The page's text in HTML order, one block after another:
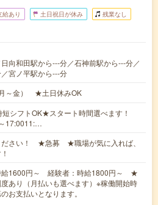
給あり 土日祝日が休み 残業なし
向和田駅から---分／石神前駅から---分／
宮ノ平駅から---分
～金） ★土日休みOK
シフトOK★スタート時間選べます！
17:0011:…
ださい！ ★急募 ★職場が気に入れば、
給1600円～ 経験者：時給1800円～ ★
あり（月払いも選べます）※稼働開始時
お支払いとなります。